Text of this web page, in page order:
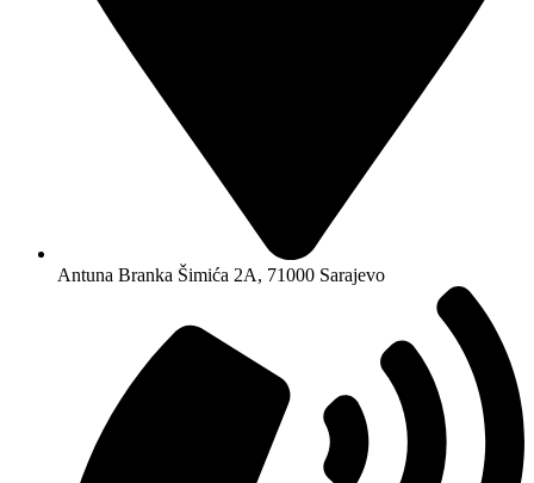
Antuna Branka Šimića 2A, 71000 Sarajevo